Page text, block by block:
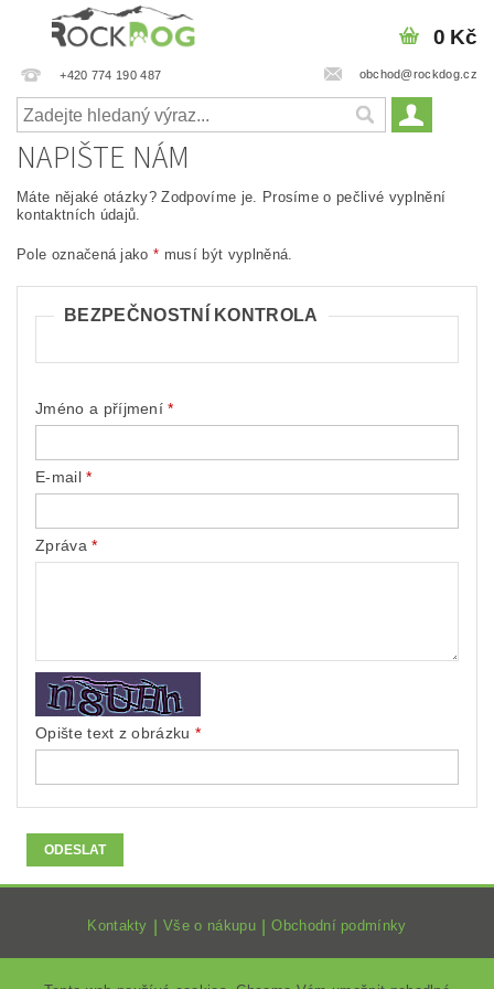
+420 774 190 487 obchod@rockdog.cz
0 Kč
NAPIŠTE NÁM
Máte nějaké otázky? Zodpovíme je. Prosíme o pečlivé vyplnění
kontaktních údajů.
Pole označená jako* musí být vyplněná.
BEZPEČNOSTNÍ KONTROLA
Jméno a příjmení
E-mail
Zpráva
Opište text z obrázku
Kontakty Vše o nákupu Obchodní podmínky